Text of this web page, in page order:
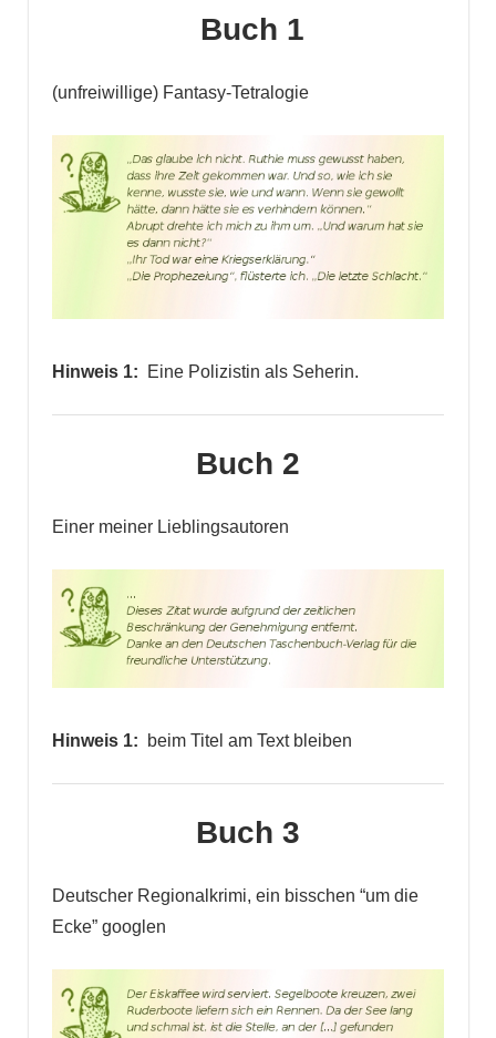
Buch 1
(unfreiwillige) Fantasy-Tetralogie
Hinweis 1: Eine Polizistin als Seherin.
Buch 2
Einer meiner Lieblingsautoren
Hinweis 1: beim Titel am Text bleiben
Buch 3
Deutscher Regionalkrimi, ein bisschen “um die
Ecke” googlen